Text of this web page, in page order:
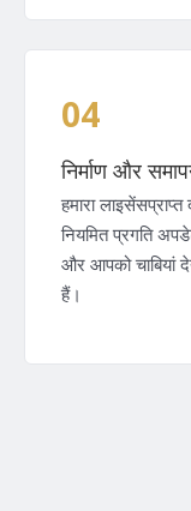
04
निर्माण और
हमारा
नियमित प्रगति
और आपको चाबियां
हैं।